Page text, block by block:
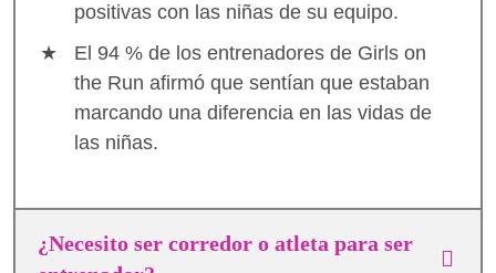
positivas con las niñas de su equipo.
El 94 % de los entrenadores de Girls on
the Run afirmó que sentían que estaban
marcando una diferencia en las vidas de
las niñas.
¿Necesito ser corredor o atleta para ser